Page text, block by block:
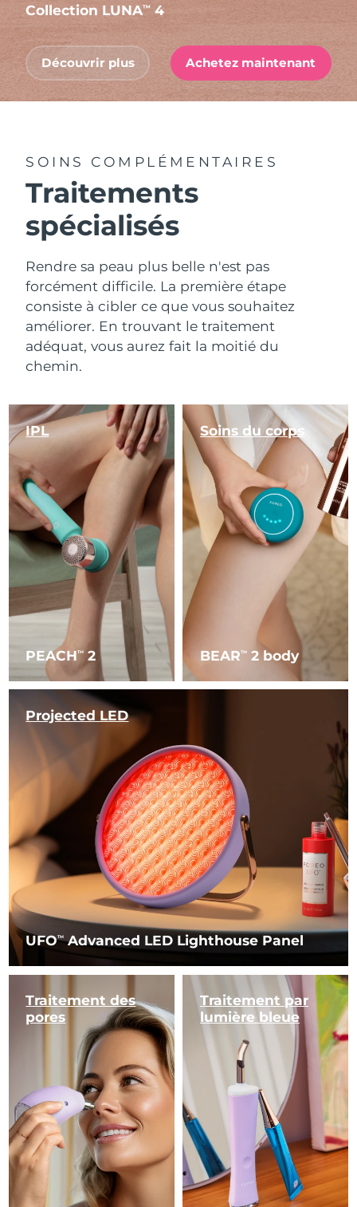
Collection LUNA™ 4
Découvrir plus Achetez maintenant
SOINS COMPLÉMENTAIRES
Traitements
spécialisés
Rendre sa peau plus belle n'est pas
forcément difficile. La première étape
consiste à cibler ce que vous souhaitez
améliorer. En trouvant le traitement
adéquat, vous aurez fait la moitié du
chemin.
PEACHTM 2
IPL
BEARTM 2 body
Soins du corps
UFOTMAdvanced LED Lighthouse Panel
Projected LED
Traitement des
pores
Traitement par
lumière bleue